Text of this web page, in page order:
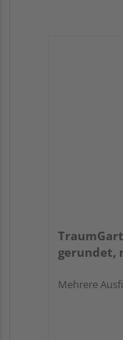
gerundet,
Mehrere